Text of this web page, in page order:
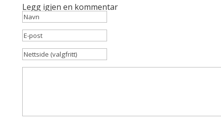
Legg igjen en kommentar